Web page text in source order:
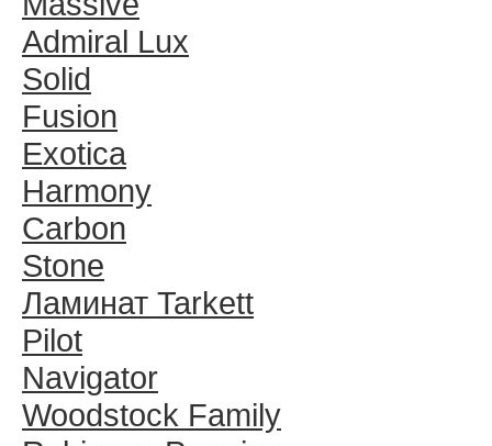
Admiral Lux
Solid
Fusion
Exotica
Harmony
Carbon
Stone
Ламинат Tarkett
Pilot
Navigator
Woodstock Family